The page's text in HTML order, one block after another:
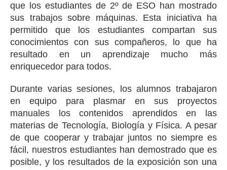
que los estudiantes de 2º de ESO han mostrado
sus trabajos sobre máquinas. Esta iniciativa ha
permitido que los estudiantes compartan sus
conocimientos con sus compañeros, lo que ha
resultado en un aprendizaje mucho más
enriquecedor para todos.
Durante varias sesiones, los alumnos trabajaron
en equipo para plasmar en sus proyectos
manuales los contenidos aprendidos en las
materias de Tecnología, Biología y Física. A pesar
de que cooperar y trabajar juntos no siempre es
fácil, nuestros estudiantes han demostrado que es
posible, y los resultados de la exposición son una